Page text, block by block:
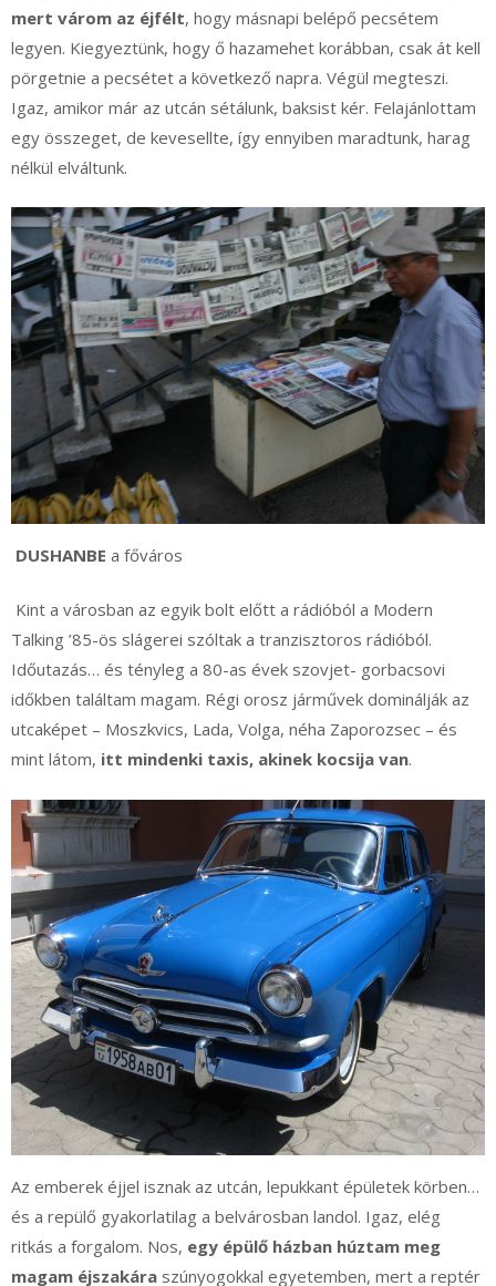
mert várom az éjfélt, hogy másnapi belépő pecsétem
legyen. Kiegyeztünk, hogy ő hazamehet korábban, csak át kell
pörgetnie a pecsétet a következő napra. Végül megteszi.
Igaz, amikor már az utcán sétálunk, baksist kér. Felajánlottam
egy összeget, de kevesellte, így ennyiben maradtunk, harag
nélkül elváltunk.
DUSHANBE a főváros
Kint a városban az egyik bolt előtt a rádióból a Modern
Talking ’85-ös slágerei szóltak a tranzisztoros rádióból.
Időutazás… és tényleg a 80-as évek szovjet- gorbacsovi
időkben találtam magam. Régi orosz járművek dominálják az
utcaképet – Moszkvics, Lada, Volga, néha Zaporozsec – és
mint látom, itt mindenki taxis, akinek kocsija van.
Az emberek éjjel isznak az utcán, lepukkant épületek körben…
és a repülő gyakorlatilag a belvárosban landol. Igaz, elég
ritkás a forgalom. Nos, egy épülő házban húztam meg
magam éjszakára szúnyogokkal egyetemben, mert a reptér